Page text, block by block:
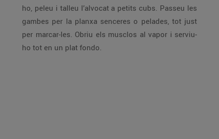
ho, peleu i talleu l’alvocat a petits cubs. Passeu les
gambes per la planxa senceres o pelades, tot just
per marcar-les. Obriu els musclos al vapor i serviu-
ho tot en un plat fondo.